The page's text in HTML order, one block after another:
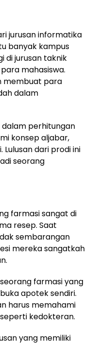
jurusan informatika
banyak kampus
di jurusan taknik
mahasiswa.
membuat para
dalam
perhitungan
konsep aljabar,
Lulusan dari prodi ini
seorang
farmasi sangat di
resep. Saat
sembarangan
mereka sangatkah
farmasi yang
apotek sendiri.
harus memahami
kedokteran.
yang memiliki